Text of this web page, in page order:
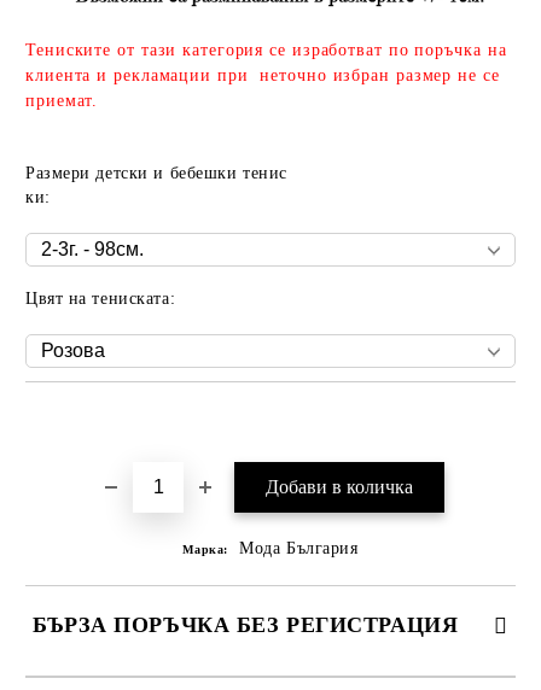
Тениските от тази категория се изработват по поръчка на
клиента и рекламации при неточно избран размер не се
приемат.
Размери детски и бебешки тенис
ки:
Цвят на тениската:
Марка: Мода България
БЪРЗА ПОРЪЧКА БЕЗ РЕГИСТРАЦИЯ